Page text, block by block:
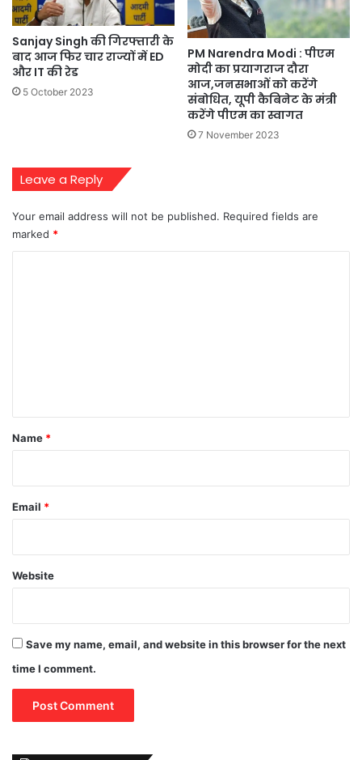
Sanjay Singh की गिरफ्तारी के
बाद आज फिर चार राज्यों में ED
और IT की रेड
5 October 2023
PM Narendra Modi : पीएम
मोदी का प्रयागराज दौरा
आज,जनसभाओं को करेंगे
संबोधित, यूपी कैबिनेट के मंत्री
करेंगे पीएम का स्वागत
7 November 2023
Leave a Reply
Your email address will not be published. Required fields are
marked *
*
Name *
Email *
Website
Save my name, email, and website in this browser for the next
time I comment.